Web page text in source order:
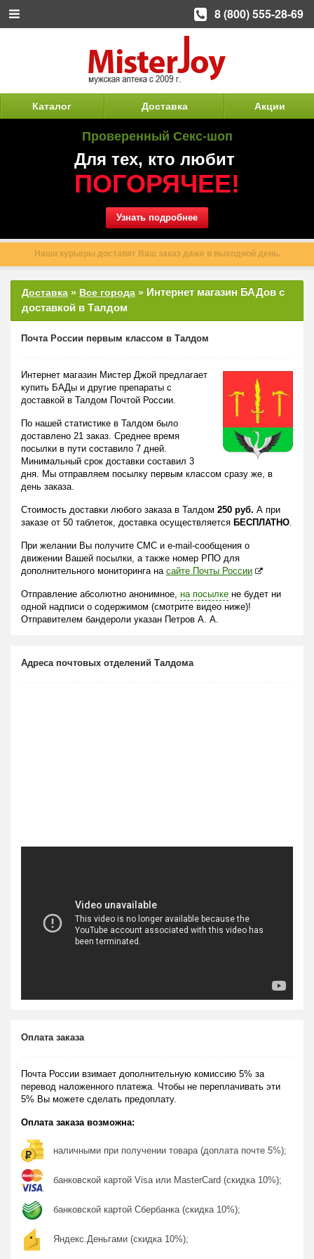
Каталог Доставка Акции
Проверенный Секс-шоп
Для тех, кто любит
ПОГОРЯЧЕЕ!
Узнать подробнее
Наши курьеры доставят Ваш заказ даже в выходной день.
Доставка » Все города » Интернет магазин БАДов с
доставкой в Талдом
Почта России первым классом в Талдом
Интернет магазин Мистер Джой предлагает
купить БАДы и другие препараты с
доставкой в Талдом Почтой России.
По нашей статистике в Талдом было
доставлено 21 заказ. Среднее время
посылки в пути составило 7 дней.
Минимальный срок доставки составил 3
дня. Мы отправляем посылку первым классом сразу же, в
день заказа.
Стоимость доставки любого заказа в Талдом 250 руб. А при
заказе от 50 таблеток, доставка осуществляется БЕСПЛАТНО.
При желании Вы получите СМС и e-mail-сообщения о
движении Вашей посылки, а также номер РПО для
дополнительного мониторинга на сайте Почты России
Отправление абсолютно анонимное, на посылке не будет ни
одной надписи о содержимом (смотрите видео ниже)!
Отправителем бандероли указан Петров А. А.
Адреса почтовых отделений Талдома
Оплата заказа
Почта России взимает дополнительную комиссию 5% за
перевод наложенного платежа. Чтобы не переплачивать эти
5% Вы можете сделать предоплату.
Оплата заказа возможна:
наличными при получении товара (доплата почте 5%);
банковской картой Visa или MasterCard (скидка 10%);
банковской картой Сбербанка (скидка 10%);
Яндекс.Деньгами (скидка 10%);
8 (800) 555-28-69